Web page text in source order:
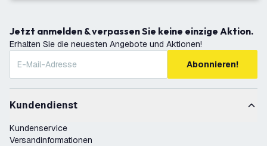
Jetzt anmelden & verpassen Sie keine einzige Aktion.
Erhalten Sie die neuesten Angebote und Aktionen!
Abonnieren!
Kundendienst
Kundenservice
Versandinformationen